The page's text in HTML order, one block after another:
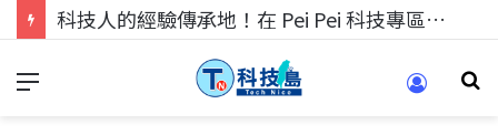
科技人的經驗傳承地！在 Pei Pei 科技專區，與學弟妹交流最硬核的技術